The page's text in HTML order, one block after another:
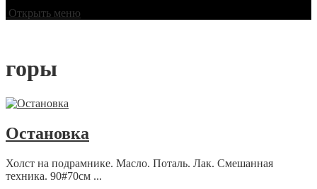
Открыть меню
горы
Остановка
Холст на подрамнике. Масло. Поталь. Лак. Смешанная
техника. 90#70см ...